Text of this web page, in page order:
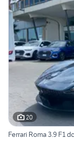
20
Ferrari Roma 3.9 F1